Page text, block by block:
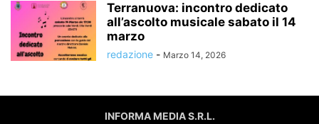
Terranuova: incontro dedicato
all’ascolto musicale sabato il 14
marzo
redazione - Marzo 14, 2026
INFORMA MEDIA S.R.L.